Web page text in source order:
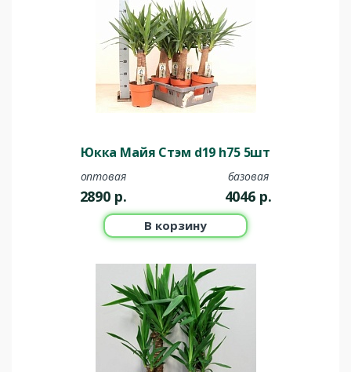
Юкка Майя Стэм d19 h75 5шт
оптовая
2890 р.
базовая
4046 р.
В корзину